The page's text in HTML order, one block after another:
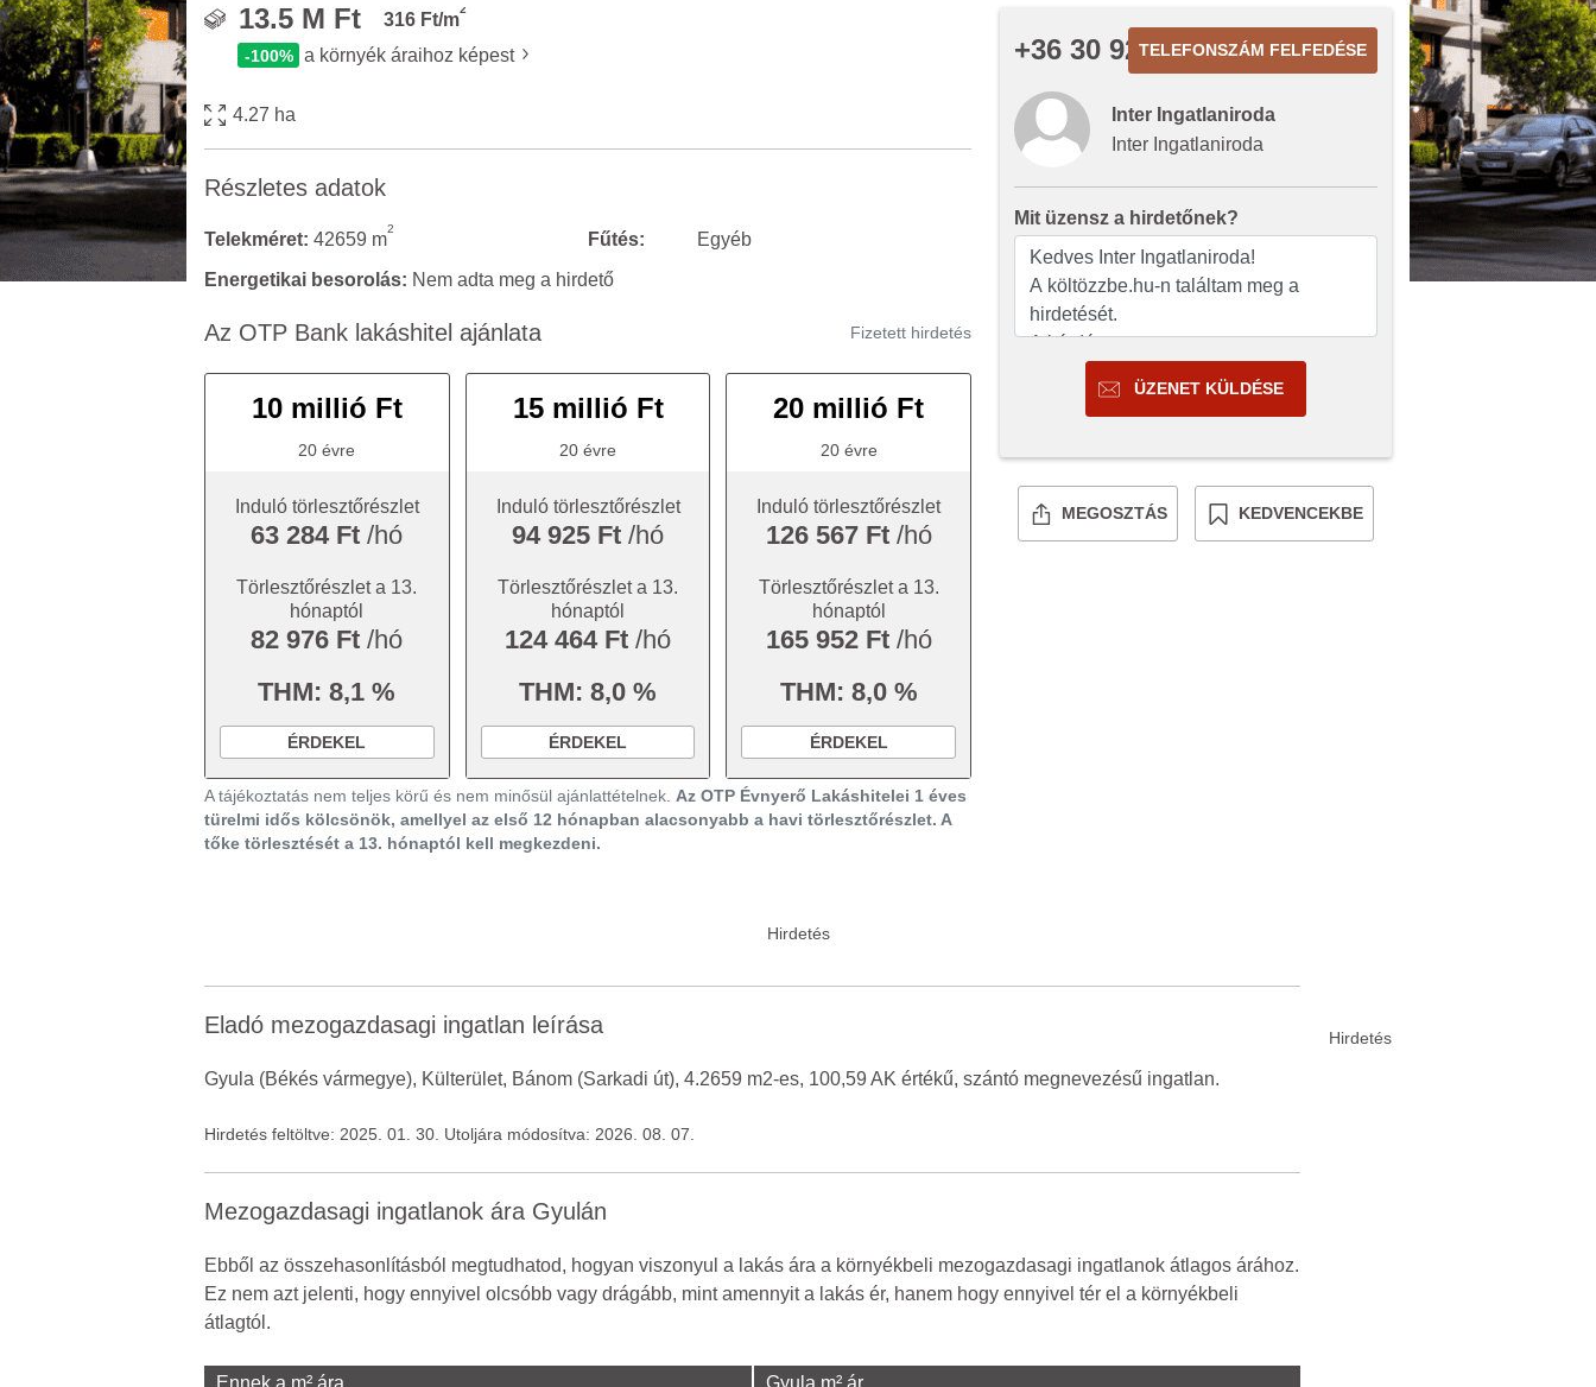
13.5 M Ft 316 Ft/m
2
-100% a környék áraihoz képest
4.27 ha
Részletes adatok
Telekméret: 42659 m
2
Fűtés:
Egyéb
Energetikai besorolás: Nem adta meg a hirdető
Az OTP Bank lakáshitel ajánlata Fizetett hirdetés
10 millió Ft
20 évre
Induló törlesztőrészlet
63 284 Ft/hó
Törlesztőrészlet a 13.
hónaptól
82 976 Ft/hó
THM: 8,1 %
ÉRDEKEL
15 millió Ft
20 évre
Induló törlesztőrészlet
94 925 Ft /hó
Törlesztőrészlet a 13.
hónaptól
124 464 Ft /hó
THM: 8,0 %
ÉRDEKEL
20 millió Ft
20 évre
Induló törlesztőrészlet
126 567 Ft /hó
Törlesztőrészlet a 13.
hónaptól
165 952 Ft /hó
THM: 8,0 %
ÉRDEKEL
A tájékoztatás nem teljes körű és nem minősül ajánlattételnek. Az OTP Évnyerő Lakáshitelei 1 éves
türelmi idős kölcsönök, amellyel az első 12 hónapban alacsonyabb a havi törlesztőrészlet. A
tőke törlesztését a 13. hónaptól kell megkezdeni.
+36 30 928TELEFONSZÁM FELFEDÉSE
Inter Ingatlaniroda
Inter Ingatlaniroda
Mit üzensz a hirdetőnek?
ÜZENET KÜLDÉSE
MEGOSZTÁS KEDVENCEKBE
Eladó mezogazdasagi ingatlan leírása
Gyula (Békés vármegye), Külterület, Bánom (Sarkadi út), 4.2659 m2-es, 100,59 AK értékű, szántó megnevezésű ingatlan.
Hirdetés feltöltve: 2025. 01. 30. Utoljára módosítva: 2026. 08. 07.
Mezogazdasagi ingatlanok ára Gyulán
Ebből az összehasonlításból megtudhatod, hogyan viszonyul a lakás ára a környékbeli mezogazdasagi ingatlanok átlagos árához.
Ez nem azt jelenti, hogy ennyivel olcsóbb vagy drágább, mint amennyit a lakás ér, hanem hogy ennyivel tér el a környékbeli
átlagtól.
Ennek a m² ára
Gyula m² ár